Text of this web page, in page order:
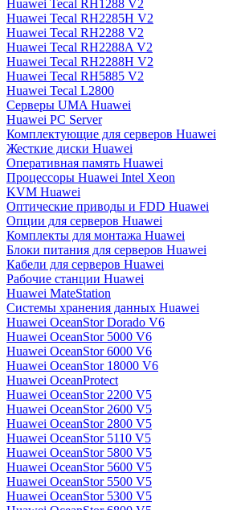
Huawei Tecal RH1288 V2
Huawei Tecal RH2285H V2
Huawei Tecal RH2288 V2
Huawei Tecal RH2288A V2
Huawei Tecal RH2288H V2
Huawei Tecal RH5885 V2
Huawei Tecal L2800
Серверы UMA Huawei
Huawei PC Server
Комплектующие для серверов Huawei
Жесткие диски Huawei
Оперативная память Huawei
Процессоры Huawei Intel Xeon
KVM Huawei
Оптические приводы и FDD Huawei
Опции для серверов Huawei
Комплекты для монтажа Huawei
Блоки питания для серверов Huawei
Кабели для серверов Huawei
Рабочие станции Huawei
Huawei MateStation
Системы хранения данных Huawei
Huawei OceanStor Dorado V6
Huawei OceanStor 5000 V6
Huawei OceanStor 6000 V6
Huawei OceanStor 18000 V6
Huawei OceanProtect
Huawei OceanStor 2200 V5
Huawei OceanStor 2600 V5
Huawei OceanStor 2800 V5
Huawei OceanStor 5110 V5
Huawei OceanStor 5800 V5
Huawei OceanStor 5600 V5
Huawei OceanStor 5500 V5
Huawei OceanStor 5300 V5